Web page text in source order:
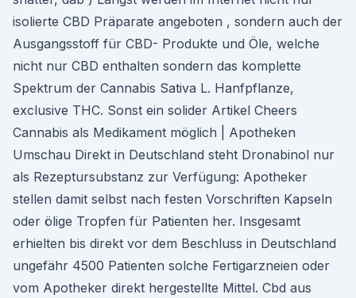
isolierte CBD Präparate angeboten , sondern auch der
Ausgangsstoff für CBD- Produkte und Öle, welche
nicht nur CBD enthalten sondern das komplette
Spektrum der Cannabis Sativa L. Hanfpflanze,
exclusive THC. Sonst ein solider Artikel Cheers
Cannabis als Medikament möglich | Apotheken
Umschau Direkt in Deutschland steht Dronabinol nur
als Rezeptursubstanz zur Verfügung: Apotheker
stellen damit selbst nach festen Vorschriften Kapseln
oder ölige Tropfen für Patienten her. Insgesamt
erhielten bis direkt vor dem Beschluss in Deutschland
ungefähr 4500 Patienten solche Fertigarzneien oder
vom Apotheker direkt hergestellte Mittel. Cbd aus